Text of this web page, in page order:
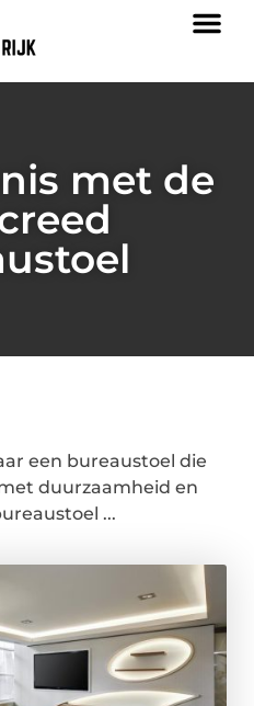
met de
een bureaustoel die
duurzaamheid en
...